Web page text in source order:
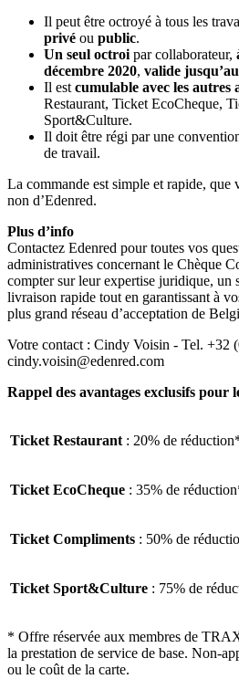
Il peut être octroyé à tous les
privé ou public.
Un seul octroi par collaborateur,
décembre 2020, valide
Il est cumulable avec les autres
Restaurant, Ticket EcoCheque,
Sport&Culture.
Il doit être régi par une
de travail.
La commande est simple et rapide, que
non d’Edenred.
Plus d’info
Contactez Edenred pour toutes vos
administratives concernant le Chèque
compter sur leur expertise juridique, un
livraison rapide tout en garantissant à
plus grand réseau d’acceptation de
Votre contact : Cindy Voisin - Tel. +32
cindy.voisin@edenred.com
Rappel des avantages exclusifs pour
Ticket Restaurant : 20% de
Ticket EcoCheque : 35% de
Ticket Compliments : 50% de
Ticket Sport&Culture : 75% de
* Offre réservée aux membres de
la prestation de service de base. Non-
ou le coût de la carte.